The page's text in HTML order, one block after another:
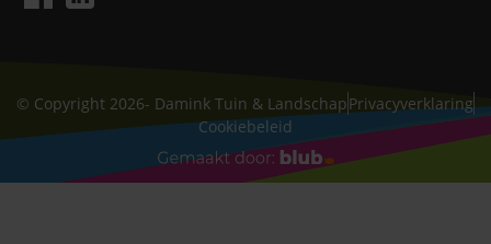
© Copyright 2026- Damink Tuin & LandschapPrivacyverklaring
Cookiebeleid